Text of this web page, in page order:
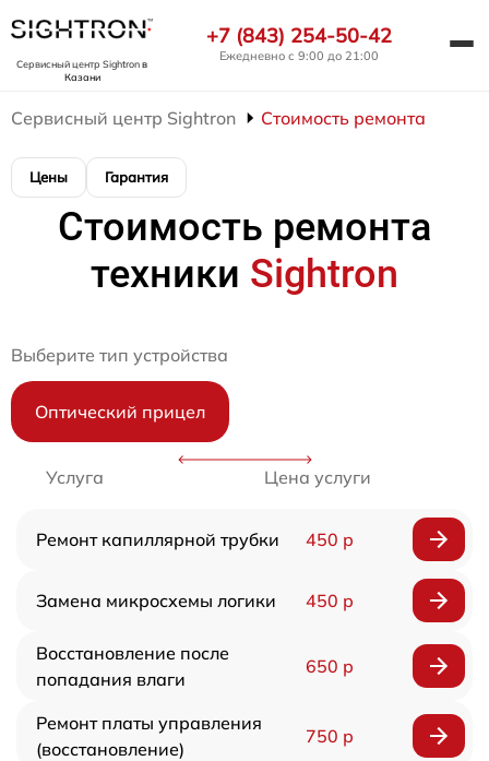
Сервисный центр Sightronв
Казани
+7 (843) 254-50-42
Ежедневно с 9:00 до 21:00
Сервисный центр Sightron Стоимость ремонта
Цены Гарантия
Стоимость ремонта
техники Sightron
Выберите тип устройства
Оптический прицел
Услуга Цена услуги
Ремонт капиллярной трубки 450 р
Замена микросхемы логики 450 р
Восстановление после
попадания влаги
650 р
Ремонт платы управления
(восстановление)
750 р